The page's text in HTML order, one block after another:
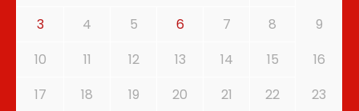
3
4 5 6 7 8
9
10
11 12 13 14 15
16
17
18 19 20 21 22
23